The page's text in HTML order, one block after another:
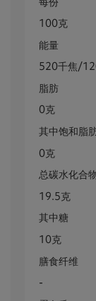
100克
能量
520千焦/
脂肪
0克
其中饱和脂
0克
总碳水化合
19.5克
其中糖
10克
膳食纤维
-